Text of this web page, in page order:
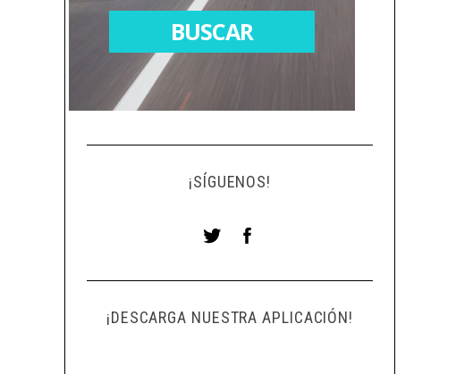
¡SÍGUENOS!
¡DESCARGA NUESTRA APLICACIÓN!